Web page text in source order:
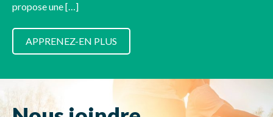
propose une […]
APPRENEZ-EN PLUS